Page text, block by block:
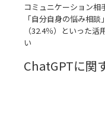
コミュニケーション相
「自分自身の悩み相
（32.4％）といった
い
ChatGPTに関